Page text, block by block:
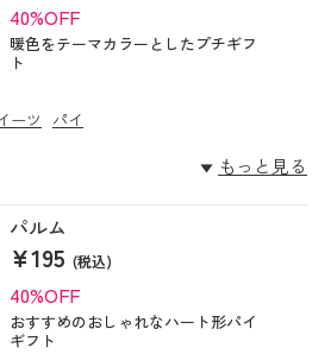
40%OFF
暖色をテーマカラーとしたプチギフ
ト
ーツ パイ
もっと見る
パルム
¥195(税込)
40%OFF
おすすめのおしゃれなハート形パイ
ギフト